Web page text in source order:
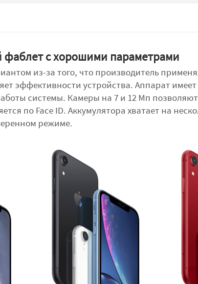
фаблет с хорошими параметрами
из-за того, что производитель
эффективности устройства. Аппарат
системы. Камеры на 7 и 12 Мп
по Face ID. Аккумулятора хватает на
режиме.